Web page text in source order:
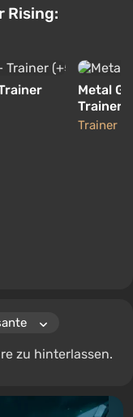
Rising:
Metal
Trainer/
Trainer
zu hinterlassen.